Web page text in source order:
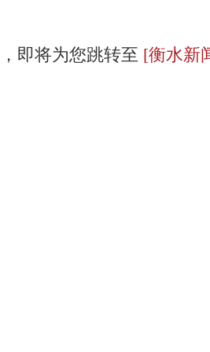
即将为您跳转至 [衡水新